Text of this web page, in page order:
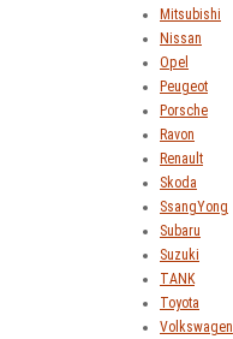
Mitsubishi
Nissan
Opel
Peugeot
Porsche
Ravon
Renault
Skoda
SsangYong
Subaru
Suzuki
TANK
Toyota
Volkswagen